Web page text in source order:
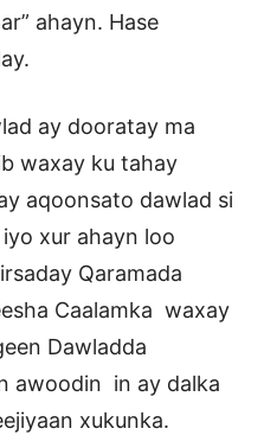
ahayn. Hase
ay dooratay ma
waxay ku tahay
aqoonsato dawlad si
xur ahayn loo
Qaramada
Caalamka waxay
Dawladda
awoodin in ay dalka
xukunka.